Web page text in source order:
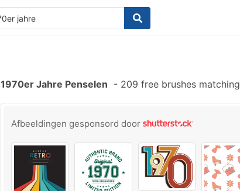
1970er Jahre Penselen - 209 free brushes matching
Afbeeldingen gesponsord door